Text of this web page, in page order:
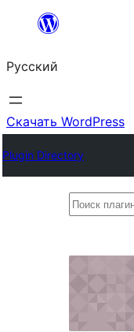
Перейти
содержимому
Русский
Скачать WordPress
Plugin Directory
Поиск